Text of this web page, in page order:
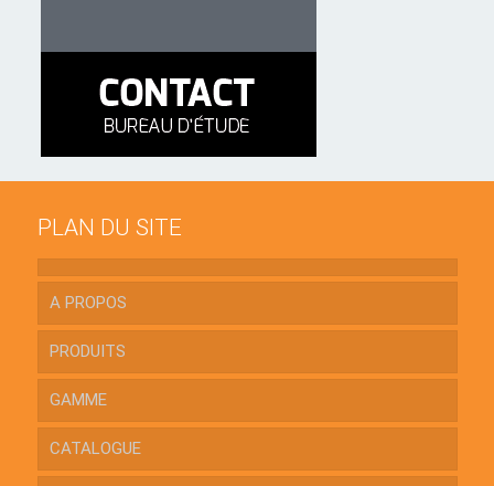
PLAN DU SITE
A PROPOS
PRODUITS
GAMME
CATALOGUE